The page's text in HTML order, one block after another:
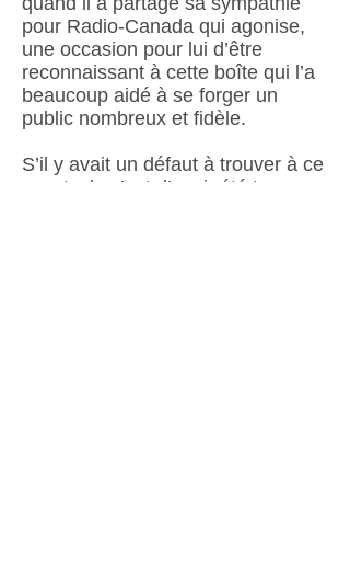
pour Radio-Canada qui agonise,
une occasion pour lui d’être
reconnaissant à cette boîte qui l’a
beaucoup aidé à se forger un
public nombreux et fidèle.
S’il y avait un défaut à trouver à ce
spectacle c’est d’avoir été trop